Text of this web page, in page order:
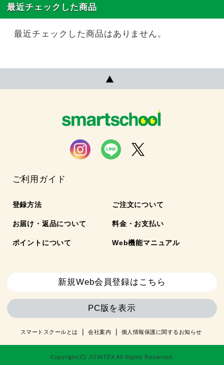
最近チェックした商品
最近チェックした商品はありません。
ご利用ガイド
登録方法 ご注文について
お届け・返品について 料金・お支払い
ポイントについて Web機能マニュアル
新規Web会員登録はこちら
PC版を表示
スマートスクールとは 会社案内 個人情報保護に関するお知らせ
Copyright(C) JOINTEX All Rights Reserved.